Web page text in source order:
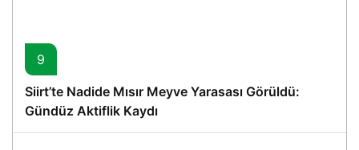
9
Siirt’te Nadide Mısır Meyve Yarasası Görüldü:
Gündüz Aktiflik Kaydı